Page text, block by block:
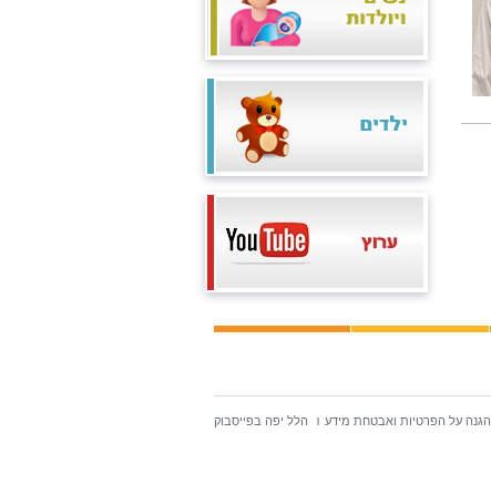
הגנה על הפרטיות ואבטחת מידע הלל יפה בפייסבוק